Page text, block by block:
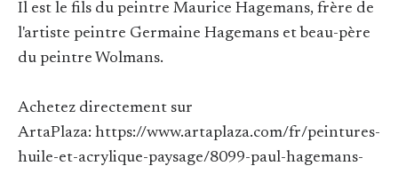
Il est le fils du peintre Maurice Hagemans, frère de
l'artiste peintre Germaine Hagemans et beau-père
du peintre Wolmans.
Achetez directement sur
ArtaPlaza: https://www.artaplaza.com/fr/peintures-
huile-et-acrylique-paysage/8099-paul-hagemans-